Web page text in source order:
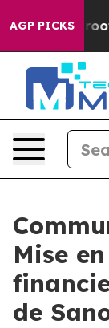
AGP PICKS
no Proof
Mise
de